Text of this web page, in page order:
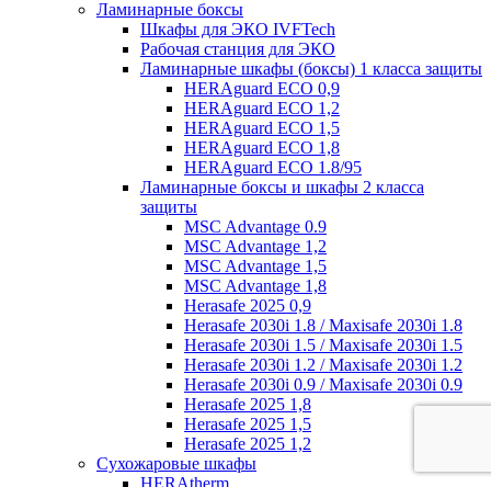
Ламинарные боксы
Шкафы для ЭКО IVFTech
Рабочая станция для ЭКО
Ламинарные шкафы (боксы) 1 класса защиты
HERAguard ECO 0,9
HERAguard ECO 1,2
HERAguard ECO 1,5
HERAguard ECO 1,8
HERAguard ECO 1.8/95
Ламинарные боксы и шкафы 2 класса
защиты
MSC Advantage 0.9
MSC Advantage 1,2
MSC Advantage 1,5
MSC Advantage 1,8
Herasafe 2025 0,9
Herasafe 2030i 1.8 / Maxisafe 2030i 1.8
Herasafe 2030i 1.5 / Maxisafe 2030i 1.5
Herasafe 2030i 1.2 / Maxisafe 2030i 1.2
Herasafe 2030i 0.9 / Maxisafe 2030i 0.9
Herasafe 2025 1,8
Herasafe 2025 1,5
Herasafe 2025 1,2
Сухожаровые шкафы
HERAtherm